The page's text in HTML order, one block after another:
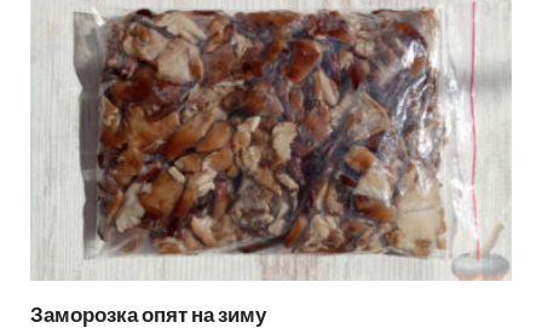
Заморозка опят на зиму